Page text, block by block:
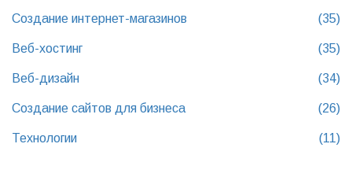
Создание интернет-магазинов (35)
Веб-хостинг (35)
Веб-дизайн (34)
Создание сайтов для бизнеса (26)
Технологии (11)